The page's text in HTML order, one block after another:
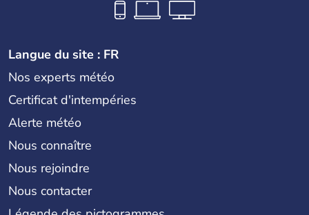
Langue du site : FR
Nos experts météo
Certificat d'intempéries
Alerte météo
Nous connaître
Nous rejoindre
Nous contacter